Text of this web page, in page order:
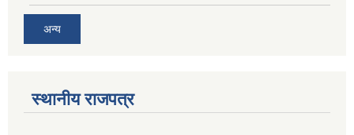
अन्य
स्थानीय राजपत्र